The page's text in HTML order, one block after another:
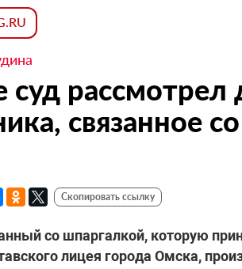
суд рассмотрел
связанное
Скопировать ссылку
со шпаргалкой, которую
лицея города Омска,